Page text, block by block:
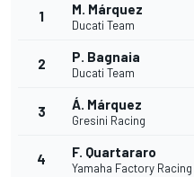
1 M. Márquez
Ducati Team
2 P. Bagnaia
Ducati Team
3 Á. Márquez
Gresini Racing
4 F. Quartararo
Yamaha Factory Racing